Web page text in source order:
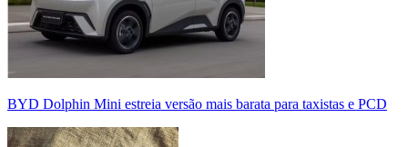
BYD Dolphin Mini estreia versão mais barata para taxistas e PCD